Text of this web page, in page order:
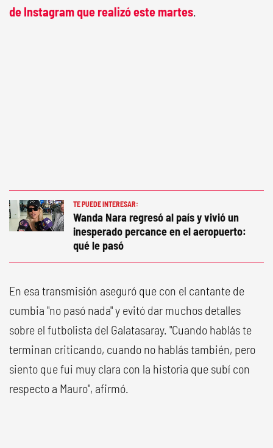
de Instagram que realizó este martes.
TE PUEDE INTERESAR:
Wanda Nara regresó al país y vivió un
inesperado percance en el aeropuerto:
qué le pasó
En esa transmisión aseguró que con el cantante de
cumbia "no pasó nada" y evitó dar muchos detalles
sobre el futbolista del Galatasaray. "Cuando hablás te
terminan criticando, cuando no hablás también, pero
siento que fui muy clara con la historia que subí con
respecto a Mauro", afirmó.